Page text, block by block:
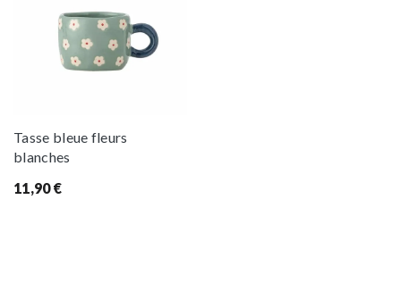
Tasse bleue fleurs
blanches
11,90€